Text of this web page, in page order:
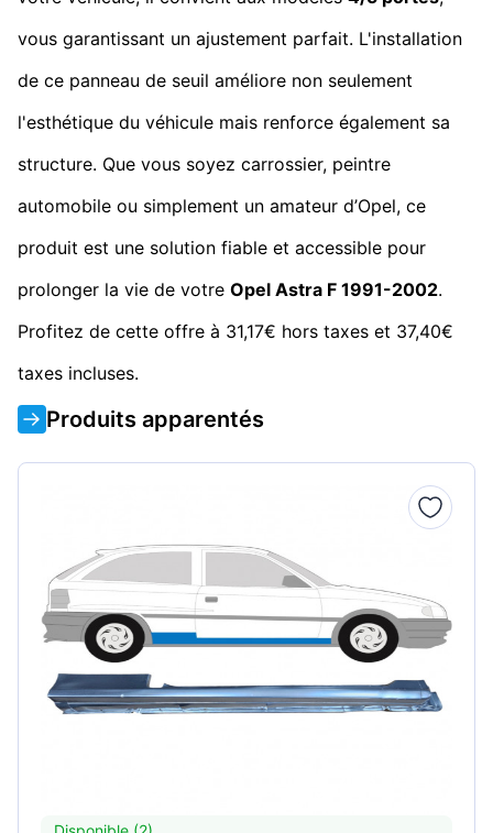
vous garantissant un ajustement parfait. L'installation
de ce panneau de seuil améliore non seulement
l'esthétique du véhicule mais renforce également sa
structure. Que vous soyez carrossier, peintre
automobile ou simplement un amateur d’Opel, ce
produit est une solution fiable et accessible pour
prolonger la vie de votre Opel Astra F 1991-2002.
Profitez de cette offre à 31,17€ hors taxes et 37,40€
taxes incluses.
Produits apparentés